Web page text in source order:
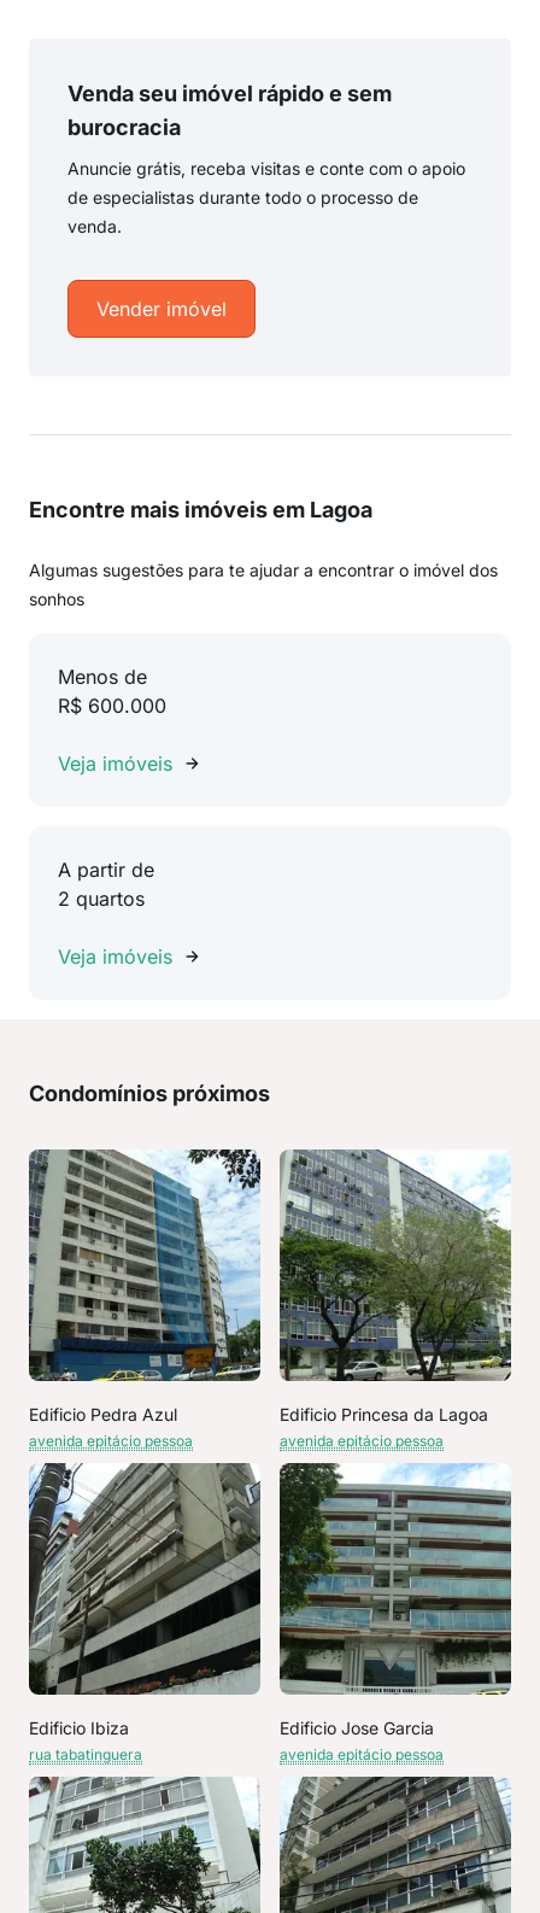
Venda seu imóvel rápido e sem
burocracia
Anuncie grátis, receba visitas e conte com o apoio
de especialistas durante todo o processo de
venda.
Vender imóvel
Encontre mais imóveis em Lagoa
Algumas sugestões para te ajudar a encontrar o imóvel dos
sonhos
Menos de
R$ 600.000
Veja imóveis
A partir de
2 quartos
Veja imóveis
Condomínios próximos
Edificio Pedra Azul
avenida epitácio pessoa
Edificio Princesa da Lagoa
avenida epitácio pessoa
Edificio Ibiza
rua tabatinguera
Edificio Jose Garcia
avenida epitácio pessoa